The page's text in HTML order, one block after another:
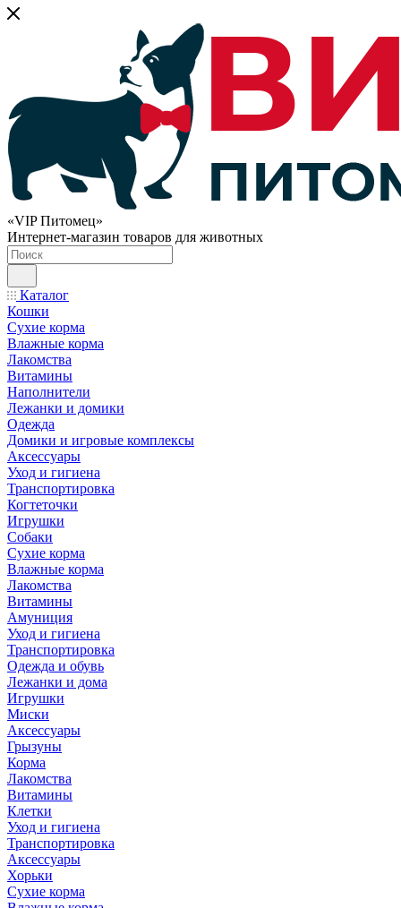
«VIP Питомец»
Интернет-магазин товаров для животных
Каталог
Кошки
Сухие корма
Влажные корма
Лакомства
Витамины
Наполнители
Лежанки и домики
Одежда
Домики и игровые комплексы
Аксессуары
Уход и гигиена
Транспортировка
Когтеточки
Игрушки
Собаки
Сухие корма
Влажные корма
Лакомства
Витамины
Амуниция
Уход и гигиена
Транспортировка
Одежда и обувь
Лежанки и дома
Игрушки
Миски
Аксессуары
Грызуны
Корма
Лакомства
Витамины
Клетки
Уход и гигиена
Транспортировка
Аксессуары
Хорьки
Сухие корма